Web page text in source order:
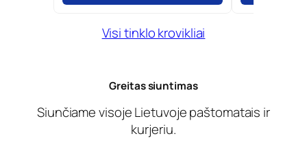
Visi tinklo krovikliai
Greitas siuntimas
Siunčiame visoje Lietuvoje paštomatais ir
kurjeriu.